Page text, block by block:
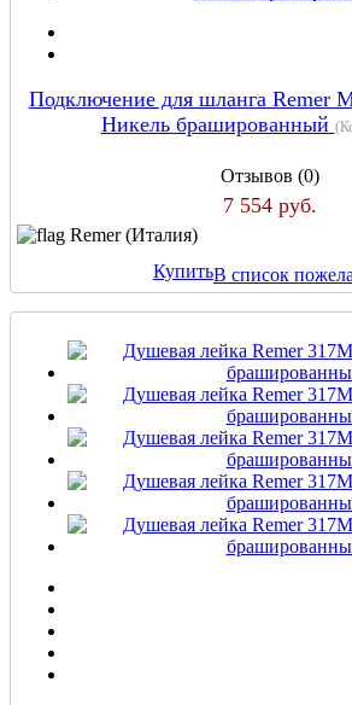
Подключение для шланга Remer
Никель брашированный
Отзывов (0)
7 554 руб.
Remer (Италия)
КупитьВ список